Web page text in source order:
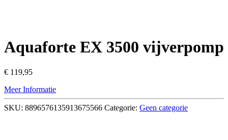
Aquaforte EX 3500 vijverpomp
€ 119,95
Meer Informatie
SKU: 8896576135913675566 Categorie: Geen categorie